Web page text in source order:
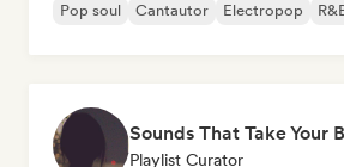
Pop soul
Cantautor Electropop
Sounds That Take Your
Playlist Curator